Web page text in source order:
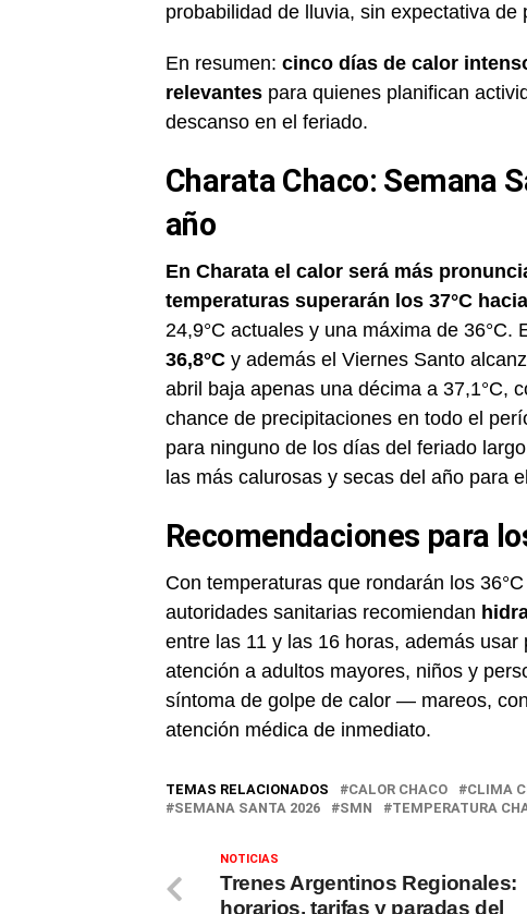
probabilidad de lluvia, sin expectativa de
En resumen: cinco días de calor
relevantes para quienes planifican
descanso en el feriado.
Charata Chaco: Semana
año
En Charata el calor será más
temperaturas superarán los 37°C
24,9°C actuales y una máxima de 36°C.
36,8°C y además el Viernes Santo
abril baja apenas una décima a 37,1°C,
chance de precipitaciones en todo el
para ninguno de los días del feriado
las más calurosas y secas del año para
Recomendaciones para
Con temperaturas que rondarán los
autoridades sanitarias recomiendan
entre las 11 y las 16 horas, además
atención a adultos mayores, niños y
síntoma de golpe de calor — mareos,
atención médica de inmediato.
TEMAS RELACIONADOS CALOR CHACO CLIMA
SEMANA SANTA 2026
SMN TEMPERATURA
NOTICIAS
Trenes Argentinos Regionales:
horarios, tarifas y paradas del